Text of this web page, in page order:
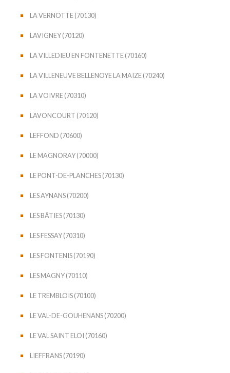
LA VERNOTTE (70130)
LAVIGNEY (70120)
LA VILLEDIEU EN FONTENETTE (70160)
LA VILLENEUVE BELLENOYE LA MAIZE (70240)
LA VOIVRE (70310)
LAVONCOURT (70120)
LEFFOND (70600)
LE MAGNORAY (70000)
LE PONT-DE-PLANCHES (70130)
LES AYNANS (70200)
LES BÂTIES (70130)
LES FESSAY (70310)
LES FONTENIS (70190)
LES MAGNY (70110)
LE TREMBLOIS (70100)
LE VAL-DE-GOUHENANS (70200)
LE VAL SAINT ELOI (70160)
LIEFFRANS (70190)